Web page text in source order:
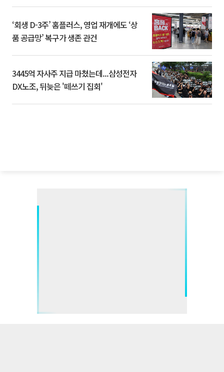
‘회생 D-3주’ 홈플러스, 영업 재개에도 ‘상
품 공급망’ 복구가 생존 관건
3445억 자사주 지급 마쳤는데...삼성전자
DX노조, 뒤늦은 '떼쓰기 집회'